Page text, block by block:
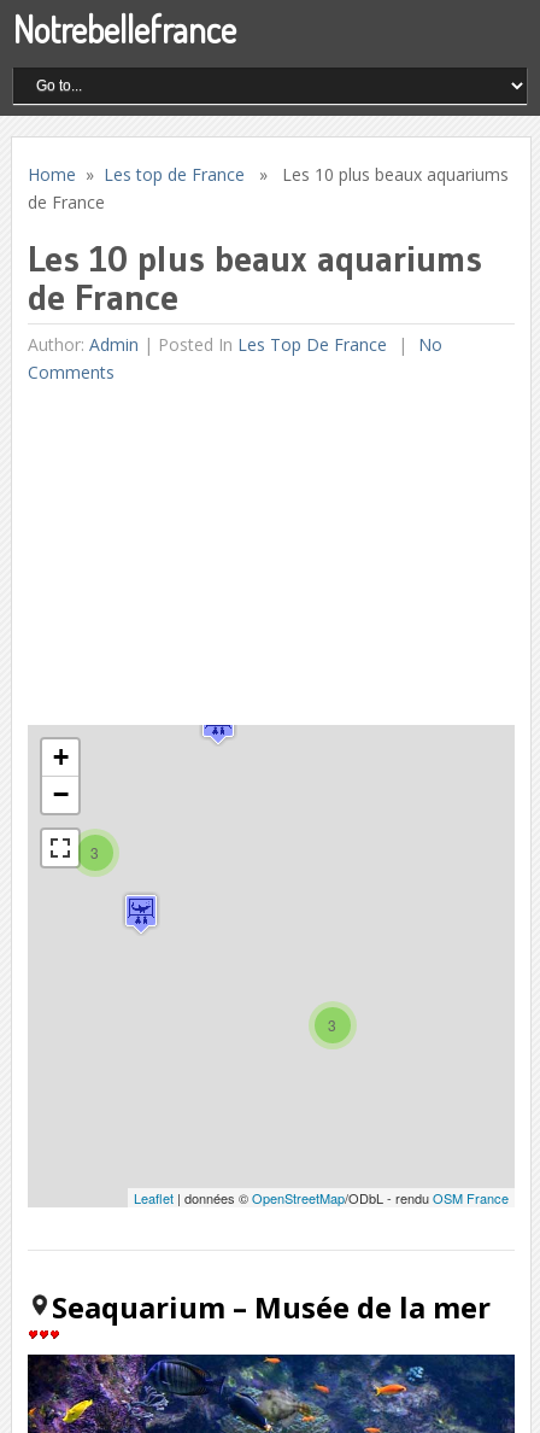
Notrebellefrance
Home » Les top de France » Les 10 plus beaux aquariums
de France
Les 10 plus beaux aquariums
de France
Author: Admin | Posted In Les Top De France
No
Comments
3
3
+
−
Leaflet | données ©OpenStreetMap/ODbL - renduOSM France
Seaquarium – Musée de la mer